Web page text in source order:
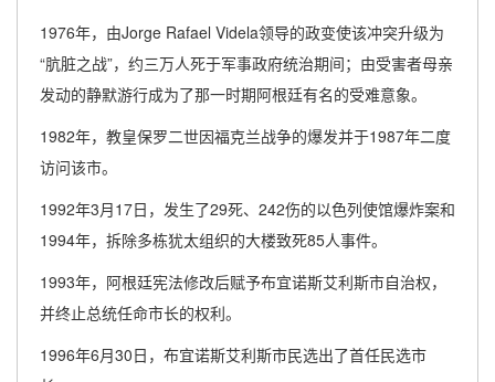
1976年，由Jorge Rafael Videla领导的政变使该冲突升级为
“肮脏之战”，约三万人死于军事政府统治期间；由受害者母亲
发动的静默游行成为了那一时期阿根廷有名的受难意象。
1982年，教皇保罗二世因福克兰战争的爆发并于1987年二度
访问该市。
1992年3月17日，发生了29死、242伤的以色列使馆爆炸案和
1994年，拆除多栋犹太组织的大楼致死85人事件。
1993年，阿根廷宪法修改后赋予布宜诺斯艾利斯市自治权，
并终止总统任命市长的权利。
1996年6月30日，布宜诺斯艾利斯市民选出了首任民选市